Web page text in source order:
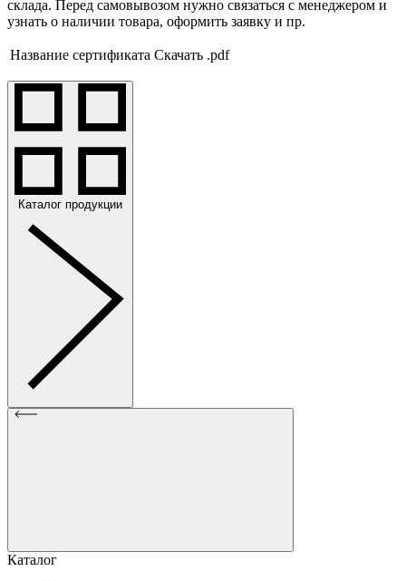
склада. Перед самовывозом нужно связаться с менеджером и
узнать о наличии товара, оформить заявку и пр.
Название сертификата Скачать .pdf
Каталог продукции
Каталог